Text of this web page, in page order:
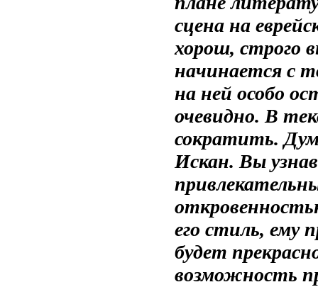
сцена на
хорош, строго
начинается с
на ней особо
очевидно. В
сократить.
Искан. Вы
его стиль, ему
будет
возможность